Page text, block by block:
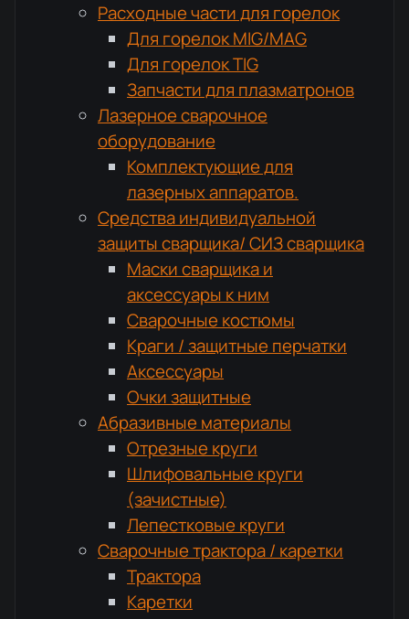
Расходные части для горелок
Для горелок MIG/MAG
Для горелок TIG
Запчасти для плазматронов
Лазерное сварочное
оборудование
Комплектующие для
лазерных аппаратов.
Средства индивидуальной
защиты сварщика/ СИЗ сварщика
Маски сварщика и
аксессуары к ним
Сварочные костюмы
Краги / защитные перчатки
Аксессуары
Очки защитные
Абразивные материалы
Отрезные круги
Шлифовальные круги
(зачистные)
Лепестковые круги
Сварочные трактора / каретки
Трактора
Каретки